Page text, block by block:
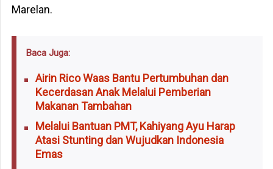
Marelan.
Baca Juga:
Airin Rico Waas Bantu Pertumbuhan dan
Kecerdasan Anak Melalui Pemberian
Makanan Tambahan
Melalui Bantuan PMT, Kahiyang Ayu Harap
Atasi Stunting dan Wujudkan Indonesia
Emas